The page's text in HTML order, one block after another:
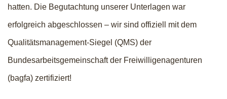
hatten. Die Begutachtung unserer Unterlagen war
erfolgreich abgeschlossen – wir sind offiziell mit dem
Qualitätsmanagement-Siegel (QMS) der
Bundesarbeitsgemeinschaft der Freiwilligenagenturen
(bagfa) zertifiziert!